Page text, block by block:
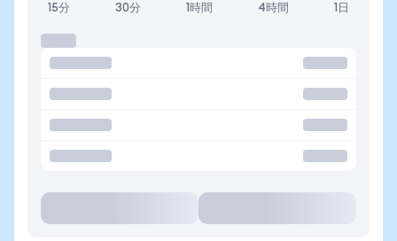
15分 30分 1時間 4時間 1日